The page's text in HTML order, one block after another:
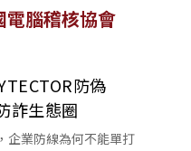
電腦稽核協會
防偽
詐生態圈
企業防線為何不能單打